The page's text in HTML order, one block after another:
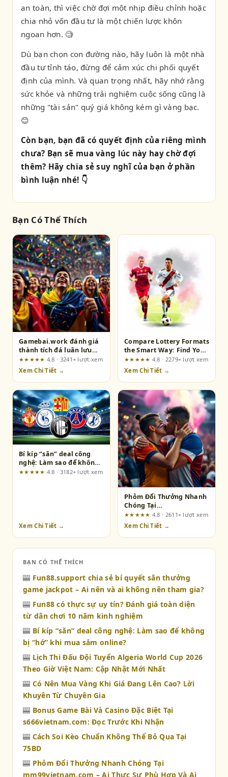
an toàn, thì việc chờ đợi một nhịp điều chỉnh hoặc
chia nhỏ vốn đầu tư là một chiến lược khôn
ngoan hơn. 🧐
Dù bạn chọn con đường nào, hãy luôn là một nhà
đầu tư tỉnh táo, đừng để cảm xúc chi phối quyết
định của mình. Và quan trọng nhất, hãy nhớ rằng
sức khỏe và những trải nghiệm cuộc sống cũng là
những "tài sản" quý giá không kém gì vàng bạc.
😊
Còn bạn, bạn đã có quyết định của riêng mình
chưa? Bạn sẽ mua vàng lúc này hay chờ đợi
thêm? Hãy chia sẻ suy nghĩ của bạn ở phần
bình luận nhé! 👇
Bạn Có Thể Thích
Gamebai.work đánh giá
thành tích đá luân lưu
của các đội trước bán kết
World Cup 2026
★★★★★ 4.8 · 3241+ lượt xem
Xem Chi Tiết →
Compare Lottery Formats
the Smart Way: Find Your
Match on DABET
★★★★★ 4.8 · 2279+ lượt xem
Xem Chi Tiết →
Bí kíp “săn” deal công
nghệ: Làm sao để không
bị “hớ” khi mua sắm
★★★★★ 4.8 · 3182+ lượt xem
Xem Chi Tiết →
Phỏm Đổi Thưởng Nhanh
Chóng Tại
mm99vietnam.com – Ai
Thực Sự Phù Hợp Và Ai
★★★★★ 4.8 · 2611+ lượt xem
Xem Chi Tiết →
BẠN CÓ THỂ THÍCH
🎰 Fun88.support chia sẻ bí quyết săn thưởng
game jackpot – Ai nên và ai không nên tham gia?
🎰 Fun88 có thực sự uy tín? Đánh giá toàn diện
từ dân chơi 10 năm kinh nghiệm
🎰 Bí kíp “săn” deal công nghệ: Làm sao để không
bị “hớ” khi mua sắm online?
🎰 Lịch Thi Đấu Đội Tuyển Algeria World Cup 2026
Theo Giờ Việt Nam: Cập Nhật Mới Nhất
🎰 Có Nên Mua Vàng Khi Giá Đang Lên Cao? Lời
Khuyên Từ Chuyên Gia
🎰 Bonus Game Bài Và Casino Đặc Biệt Tại
s666vietnam.com: Đọc Trước Khi Nhận
🎰 Cách Soi Kèo Chuẩn Không Thể Bỏ Qua Tại
75BD
🎰 Phỏm Đổi Thưởng Nhanh Chóng Tại
mm99vietnam.com – Ai Thực Sự Phù Hợp Và Ai